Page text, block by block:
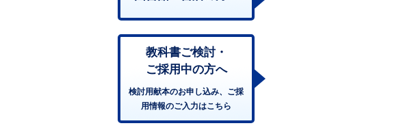
教科書ご検討・
ご採用中の方へ
検討用献本のお申し込み、ご採
用情報のご入力はこちら